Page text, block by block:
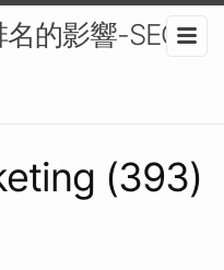
的影響-SEO
(393)